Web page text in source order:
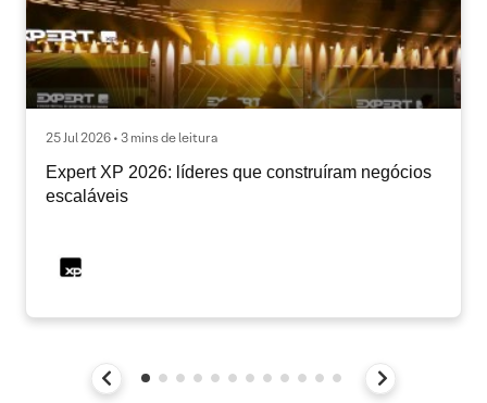
25 Jul 2026 • 3 mins de leitura
Expert XP 2026: líderes que construíram negócios
escaláveis